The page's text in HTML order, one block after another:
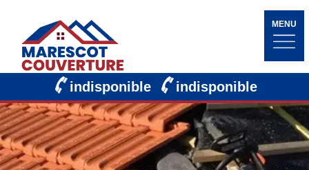
MENU
indisponible indisponible